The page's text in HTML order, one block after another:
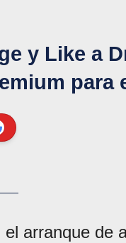
y Like a
para
arranque de